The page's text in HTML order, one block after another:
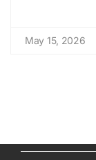
May 15, 2026